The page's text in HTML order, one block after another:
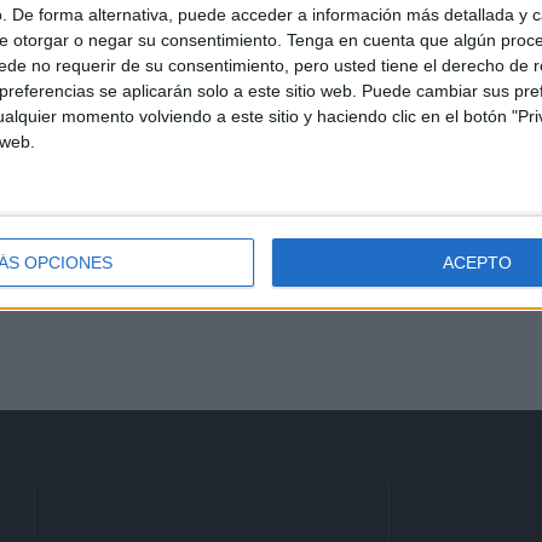
De forma alternativa, puede acceder a información más detallada y
otorgar o negar su consentimiento. Tenga en cuenta que algún
no requerir de su consentimiento, pero usted tiene el derecho de
se aplicarán solo a este sitio web. Puede cambiar sus
momento volviendo a este sitio y haciendo clic en el botón
OPCIONES ACEPTO
Ceuta: proteger a un menor
también es preguntar quién
le espera al otro lado
HACE 2 HORAS
cada dos años? Comprueba
HACE 4 HORAS